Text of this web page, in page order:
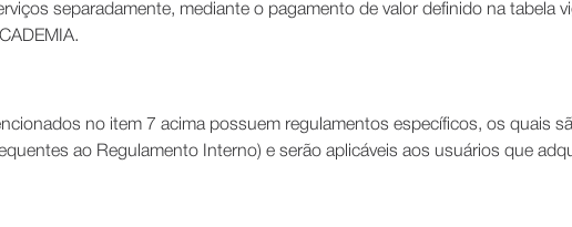
separadamente, mediante o pagamento de valor definido na tabela
no item 7 acima possuem regulamentos específicos, os quais
ao Regulamento Interno) e serão aplicáveis aos usuários que